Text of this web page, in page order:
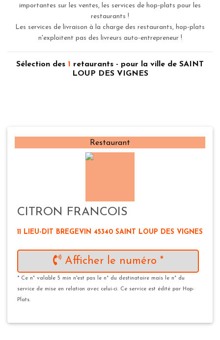
importantes sur les ventes, les services de hop-plats pour les
restaurants !
Les services de livraison à la charge des restaurants, hop-plats
n'exploitent pas des livreurs auto-entrepreneur !
Sélection des 1
retaurants - pour la ville de SAINT
LOUP DES VIGNES
Restaurant
CITRON FRANCOIS
11 LIEU-DIT BREGEVIN 45340 SAINT LOUP DES VIGNES
Afficher le numéro *
* Ce n° valable 5 min n'est pas le n° du destinataire mais le n° du
service de mise en relation avec celui-ci. Ce service est édité par Hop-
Plats.